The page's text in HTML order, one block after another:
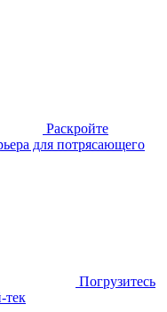
Раскройте
для потрясающего
Погрузитесь
тек